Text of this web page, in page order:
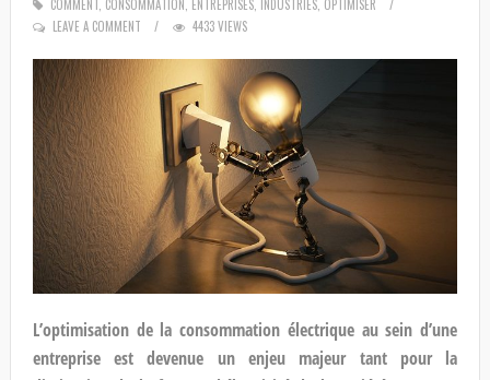
ON
COMMENT, CONSOMMATION ENTREPRISES, INDUSTRIES, OPTIMISER
LEAVE A COMMENT
4433 VIEWS
L’optimisation de la consommation électrique au sein d’une
entreprise est devenue un enjeu majeur tant pour la